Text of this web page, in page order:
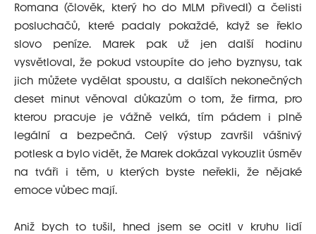
Romana (člověk, který ho do MLM přivedl) a čelisti
posluchačů, které padaly pokaždé, když se řeklo
slovo peníze. Marek pak už jen další hodinu
vysvětloval, že pokud vstoupíte do jeho byznysu, tak
jich můžete vydělat spoustu, a dalších nekonečných
deset minut věnoval důkazům o tom, že firma, pro
kterou pracuje je vážně velká, tím pádem i plně
legální a bezpečná. Celý výstup završil vášnivý
potlesk a bylo vidět, že Marek dokázal vykouzlit úsměv
na tváři i těm, u kterých byste neřekli, že nějaké
emoce vůbec mají.
Aniž bych to tušil, hned jsem se ocitl v kruhu lidí